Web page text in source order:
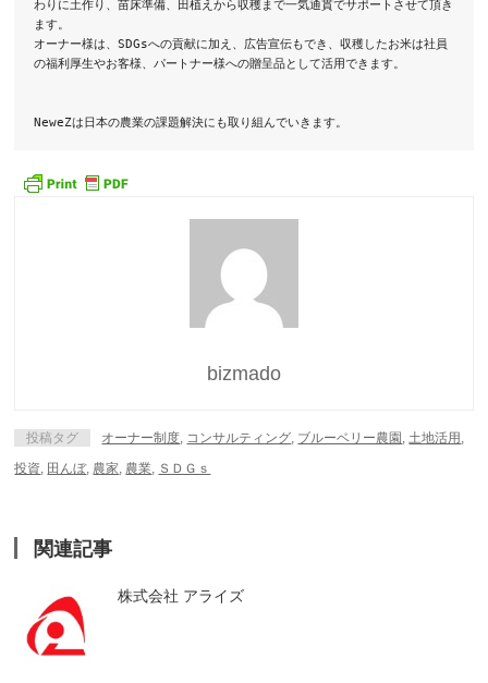
わりに土作り、苗床準備、田植えから収穫まで一気通貫でサポートさせて頂き
ます。
オーナー様は、SDGsへの貢献に加え、広告宣伝もでき、収穫したお米は社員
の福利厚生やお客様、パートナー様への贈呈品として活用できます。
NeweZは日本の農業の課題解決にも取り組んでいきます。
bizmado
投稿タグ オーナー制度, コンサルティング, ブルーベリー農園 ,土地活用 ,
投資, 田んぼ, 農家, 農業, ＳＤＧｓ
関連記事
株式会社 アライズ